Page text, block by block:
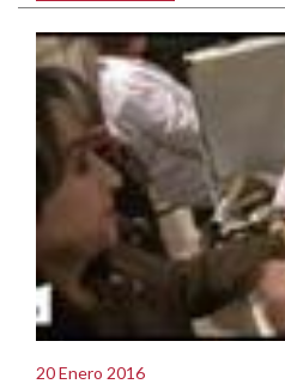
20 Enero 2016